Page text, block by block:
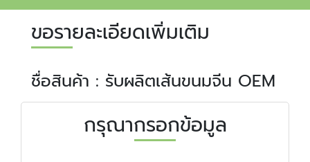
ขอรายละเอียดเพิ่มเติม
ชื่อสินค้า : รับผลิตเส้นขนมจีน OEM
กรุณากรอกข้อมูล